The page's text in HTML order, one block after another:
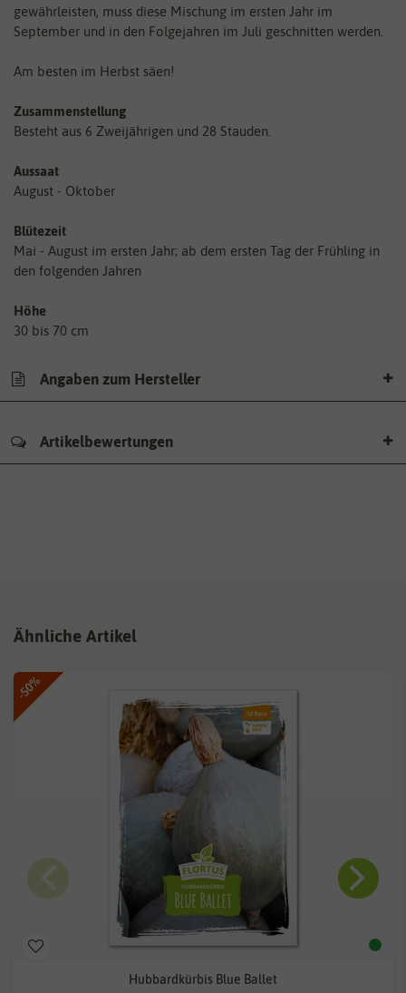
gewährleisten, muss diese Mischung im ersten Jahr im
September und in den Folgejahren im Juli geschnitten werden.
Am besten im Herbst säen!
Zusammenstellung
Besteht aus 6 Zweijährigen und 28 Stauden.
Aussaat
August - Oktober
Blütezeit
Mai - August im ersten Jahr; ab dem ersten Tag der Frühling in
den folgenden Jahren
Höhe
30 bis 70 cm
Angaben zum Hersteller
Artikelbewertungen
Ähnliche Artikel
-50%
Hubbardkürbis Blue Ballet